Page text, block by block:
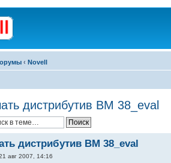
‹ Novell
дистрибутив BM 38_eval
дистрибутив BM 38_eval
авг 2007, 14:16